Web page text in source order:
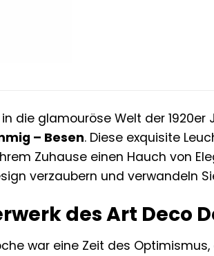
in die glamouröse Welt der
– Besen. Diese exquisite
Zuhause einen Hauch von
verzaubern und verwandeln
des Art Deco
war eine Zeit des